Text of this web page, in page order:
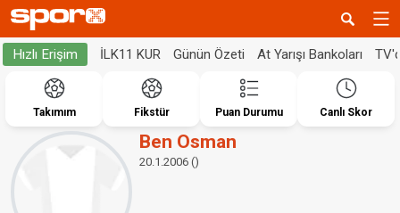
Hızlı Erişim İLK11 KUR Günün Özeti At Yarışı Bankoları
Takımım Fikstür Puan Durumu Canlı Skor
Ben Osman
20.1.2006 ()